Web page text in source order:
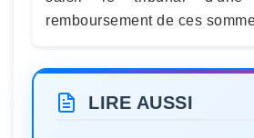
remboursement de ces
LIRE AUSSI